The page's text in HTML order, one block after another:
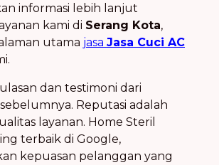
informasi lebih lanjut
kami di Serang Kota,
utama jasa Jasa Cuci AC
dan testimoni dari
Reputasi adalah
layanan. Home Steril
terbaik di Google,
kepuasan pelanggan yang